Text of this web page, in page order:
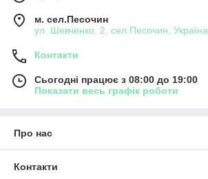
м. сел.Песочин
ул. Шевченко, 2, сел.Песочин, Україна
Контакти
Сьогодні працює з 08:00 до 19:00
Показати весь графік роботи
Про нас
Контакти